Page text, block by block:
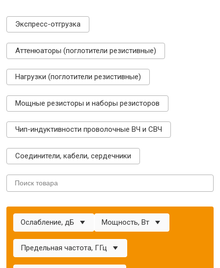
Экспресс-отгрузка
Аттенюаторы (поглотители резистивные)
Нагрузки (поглотители резистивные)
Мощные резисторы и наборы резисторов
Чип-индуктивности проволочные ВЧ и СВЧ
Соединители, кабели, сердечники
Ослабление, дБ Мощность, Вт
Предельная частота, ГГц